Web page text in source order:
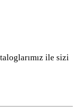
ile sizi